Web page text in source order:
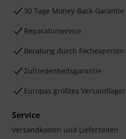
30 Tage Money-Back-Garantie
Reparaturservice
Beratung durch Fachexperten
Zufriedenheitsgarantie
Europas größtes Versandlager
Service
Versandkosten und Lieferzeiten